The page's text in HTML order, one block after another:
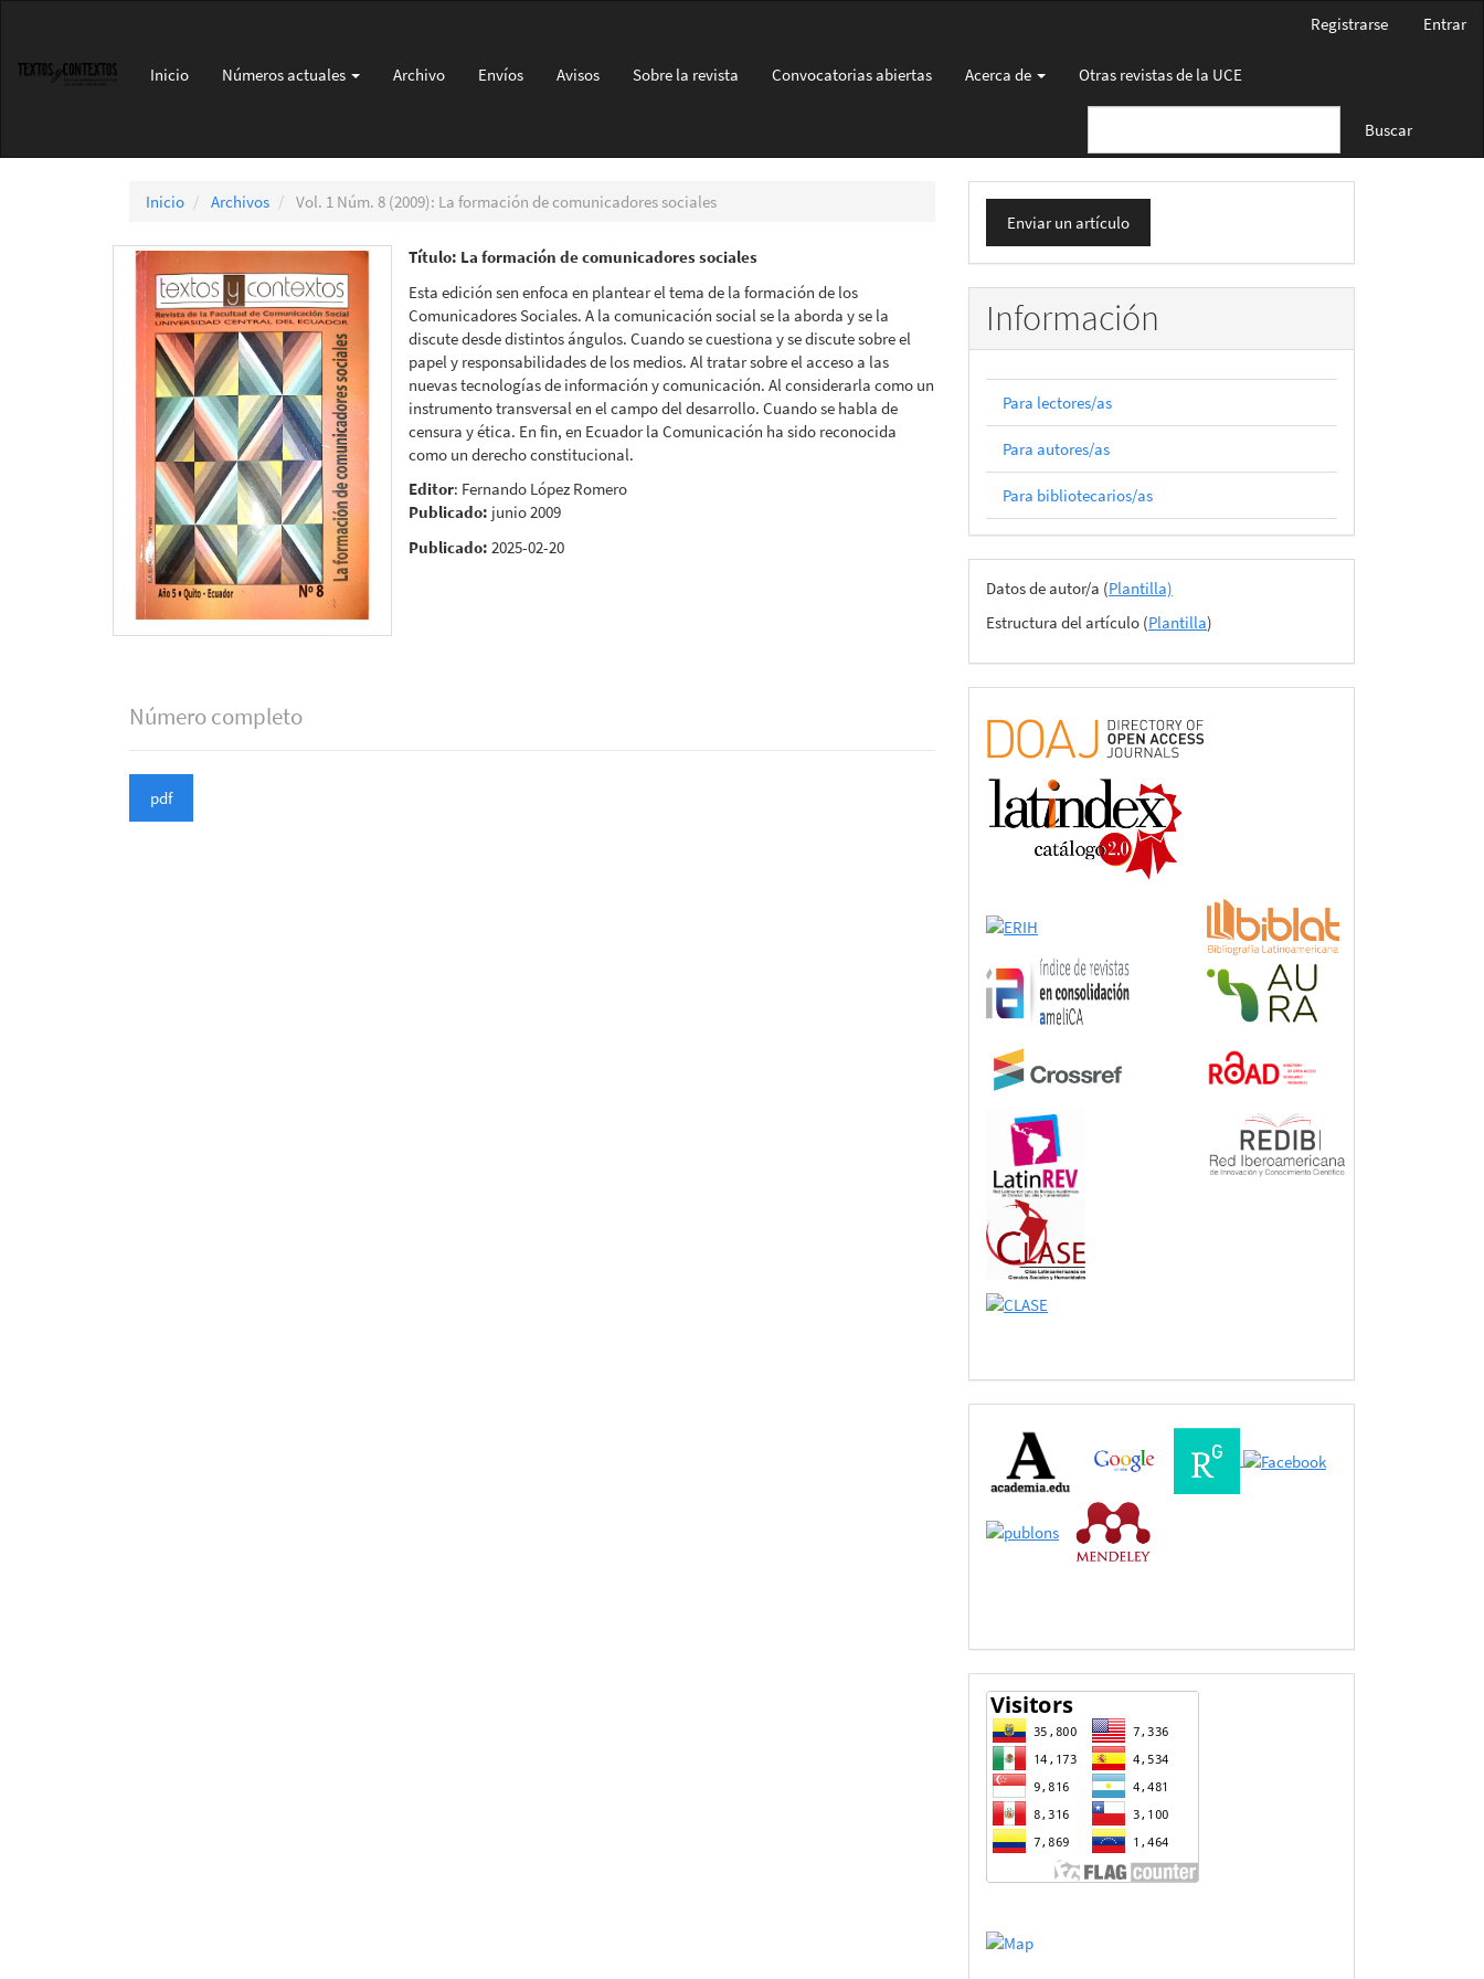
principal
Registrarse Entrar
Inicio Números actuales Archivo Envíos Avisos Sobre la revista Convocatorias abiertas Acerca de Otras revistas de la UCE
Buscar
Inicio Archivos Vol. 1 Núm. 8 (2009): La formación de comunicadores sociales
Título: La formación de comunicadores sociales
Esta edición sen enfoca en plantear el tema de la formación de los
Comunicadores Sociales. A la comunicación social se la aborda y se la
discute desde distintos ángulos. Cuando se cuestiona y se discute sobre el
papel y responsabilidades de los medios. Al tratar sobre el acceso a las
nuevas tecnologías de información y comunicación. Al considerarla como un
instrumento transversal en el campo del desarrollo. Cuando se habla de
censura y ética. En fin, en Ecuador la Comunicación ha sido reconocida
como un derecho constitucional.
Editor: Fernando López Romero
Publicado: junio 2009
Publicado:2025-02-20
Número completo
pdf
Enviar
un
artículo
Enviar un artículo
Información
Para lectores/as
Para autores/as
Para bibliotecarios/as
Archivos
del
envío
Datos de autor/a (Plantilla)
Estructura del artículo (Plantilla)
certificado
de
adhesión
Buscadores
Bases
de
Datos
estadisticas